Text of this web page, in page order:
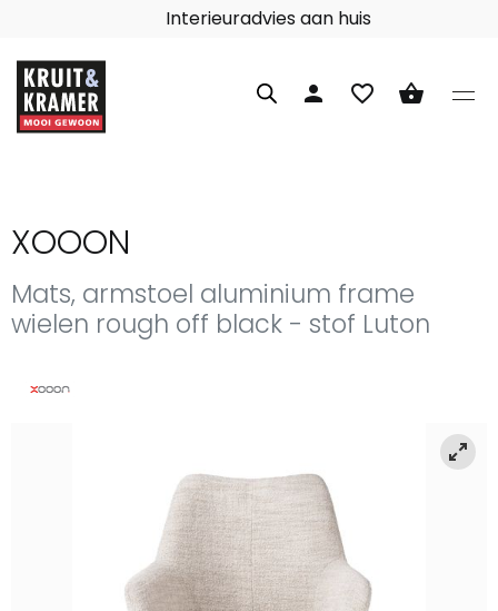
Interieuradvies aan huis
person favorite_border shopping_basket
XOOON
Mats, armstoel aluminium frame
wielen rough off black - stof Luton